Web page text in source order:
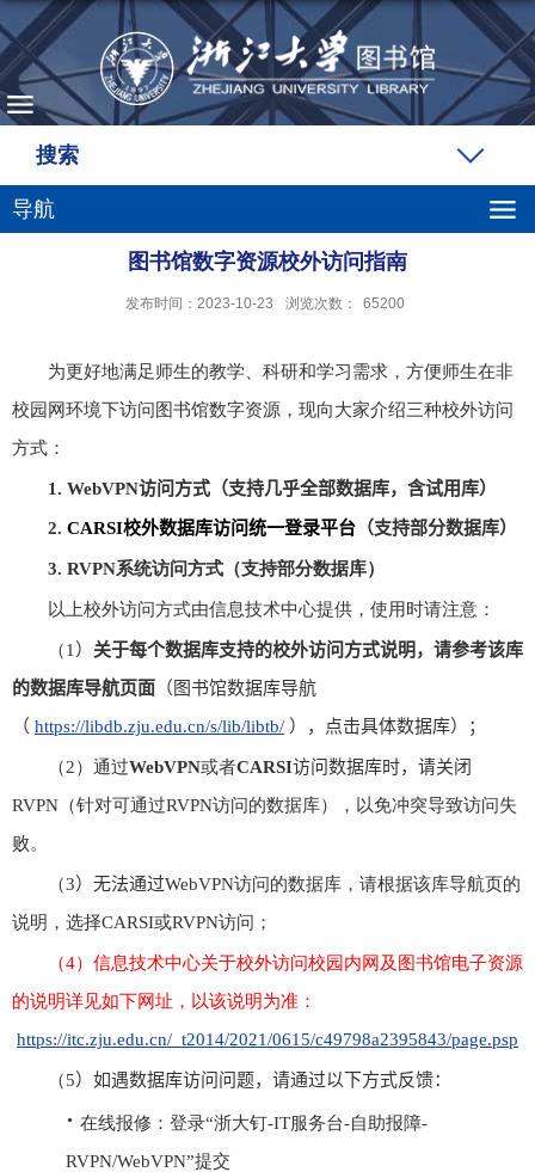
搜索
导航
图书馆数字资源校外访问指南
发布时间：2023-10-23 浏览次数： 65200
为更好地满足师生的教学、科研和学习需求，方便师生在非
校园网环境下访问图书馆数字资源，现向大家介绍三种校外访问
方式：
1. WebVPN访问方式（支持几乎全部数据库， 含试用库）
2. CARSI校外数据库访问统一登录平台（支持部分数据库）
3. RVPN系统访问方式（支持部分数据库）
以上校外访问方式由信息技术中心提供，使用时请注意：
（1 ） 关于每个数据库支持的校外访问方式说明 ， 请参考该库
的数据库导航页面 （图书馆数据库导航
（ https://libdb.zju.edu.cn/s/lib/libtb/ ），点击具体数据库）；
（2）通过WebVPN或者CARSI访问数据库时， 请关闭
RVPN （针对可通过RVPN访问的数据库），以免冲突导致访问失
败。
（3） 无法通过WebVPN访问的数据库，请根据该库导航页的
说明，选择CARSI或RVPN访问；
（4）信息技术中心关于校外访问校园内网及图书馆电子资源
的说明详见如下网址，以该说明为准：
https://itc.zju.edu.cn/_t2014/2021/0615/c49798a2395843/page.psp
（5）如遇数据库访问 问题，请通过以下方式反馈：
·在线报修：登录“浙大钉-IT服务台-自助报障-
RVPN/WebVPN”提交